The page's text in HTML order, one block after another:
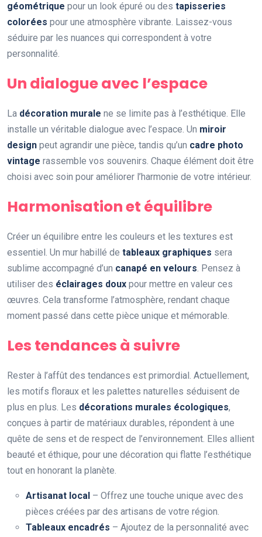
géométrique pour un look épuré ou des tapisseries
colorées pour une atmosphère vibrante. Laissez-vous
séduire par les nuances qui correspondent à votre
personnalité.
Un dialogue avec l’espace
La décoration murale ne se limite pas à l’esthétique. Elle
installe un véritable dialogue avec l’espace. Un miroir
design peut agrandir une pièce, tandis qu’un cadre photo
vintage rassemble vos souvenirs. Chaque élément doit être
choisi avec soin pour améliorer l’harmonie de votre intérieur.
Harmonisation et équilibre
Créer un équilibre entre les couleurs et les textures est
essentiel. Un mur habillé de tableaux graphiques sera
sublime accompagné d’un canapé en velours. Pensez à
utiliser des éclairages doux pour mettre en valeur ces
œuvres. Cela transforme l’atmosphère, rendant chaque
moment passé dans cette pièce unique et mémorable.
Les tendances à suivre
Rester à l’affût des tendances est primordial. Actuellement,
les motifs floraux et les palettes naturelles séduisent de
plus en plus. Les décorations murales écologiques,
conçues à partir de matériaux durables, répondent à une
quête de sens et de respect de l’environnement. Elles allient
beauté et éthique, pour une décoration qui flatte l’esthétique
tout en honorant la planète.
Artisanat local – Offrez une touche unique avec des
pièces créées par des artisans de votre région.
Tableaux encadrés – Ajoutez de la personnalité avec